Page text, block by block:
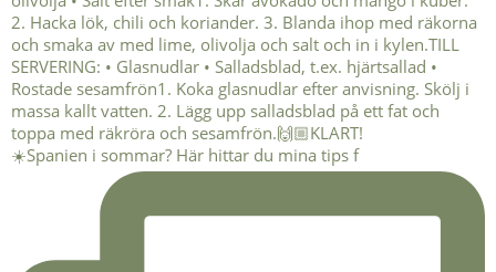
☀️Spanien i sommar? Här hittar du mina tips f